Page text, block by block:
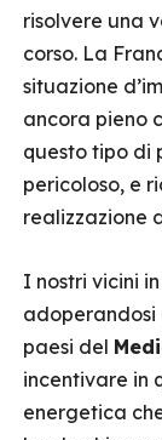
risolvere una
corso. La
situazione
ancora pieno
questo tipo di
pericoloso, e
realizzazione
I nostri vicini in
adoperandosi
paesi del
incentivare in
energetica